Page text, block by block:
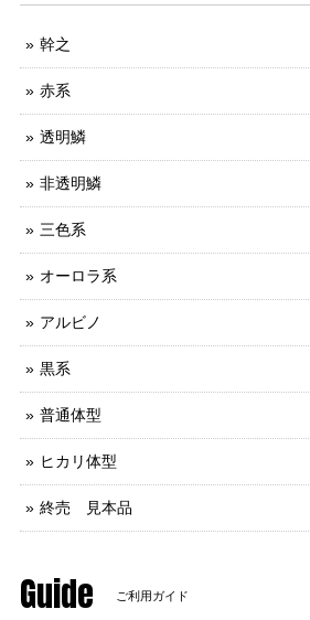
幹之
赤系
透明鱗
非透明鱗
三色系
オーロラ系
アルビノ
黒系
普通体型
ヒカリ体型
終売 見本品
Guide ご利用ガイド